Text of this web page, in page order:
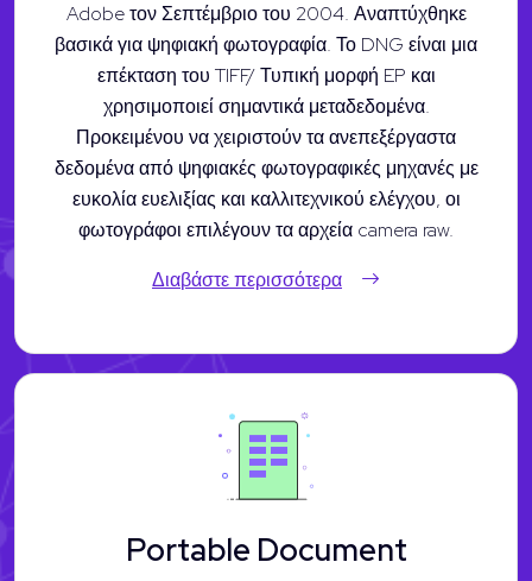
Adobe τον Σεπτέμβριο του 2004. Αναπτύχθηκε
βασικά για ψηφιακή φωτογραφία. Το DNG είναι μια
επέκταση του TIFF/ Τυπική μορφή EP και
χρησιμοποιεί σημαντικά μεταδεδομένα.
Προκειμένου να χειριστούν τα ανεπεξέργαστα
δεδομένα από ψηφιακές φωτογραφικές μηχανές με
ευκολία ευελιξίας και καλλιτεχνικού ελέγχου, οι
φωτογράφοι επιλέγουν τα αρχεία camera raw.
Διαβάστε περισσότερα
Portable Document